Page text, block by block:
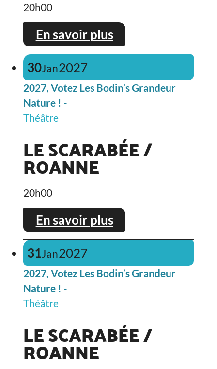
20h00
En savoir plus
30Jan2027
2027, Votez Les Bodin’s Grandeur
Nature ! -
Théâtre
LE SCARABÉE /
ROANNE
20h00
En savoir plus
31Jan2027
2027, Votez Les Bodin’s Grandeur
Nature ! -
Théâtre
LE SCARABÉE /
ROANNE